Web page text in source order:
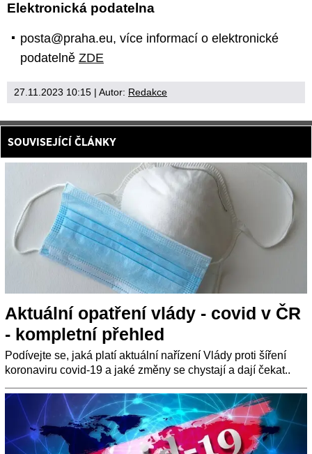
Elektronická podatelna
posta@praha.eu, více informací o elektronické
podatelně ZDE
27.11.2023 10:15 | Autor: Redakce
SOUVISEJÍCÍ ČLÁNKY
Aktuální opatření vlády - covid v ČR
- kompletní přehled
Podívejte se, jaká platí aktuální nařízení Vlády proti šíření
koronaviru covid-19 a jaké změny se chystají a dají čekat..